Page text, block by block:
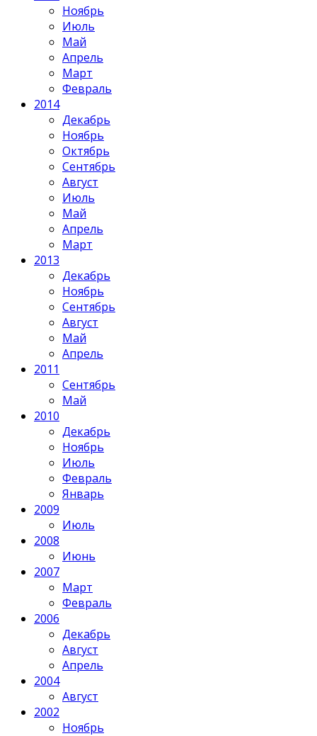
Ноябрь
Июль
Май
Апрель
Март
Февраль
2014
Декабрь
Ноябрь
Октябрь
Сентябрь
Август
Июль
Май
Апрель
Март
2013
Декабрь
Ноябрь
Сентябрь
Август
Май
Апрель
2011
Сентябрь
Май
2010
Декабрь
Ноябрь
Июль
Февраль
Январь
2009
Июль
2008
Июнь
2007
Март
Февраль
2006
Декабрь
Август
Апрель
2004
Август
2002
Ноябрь